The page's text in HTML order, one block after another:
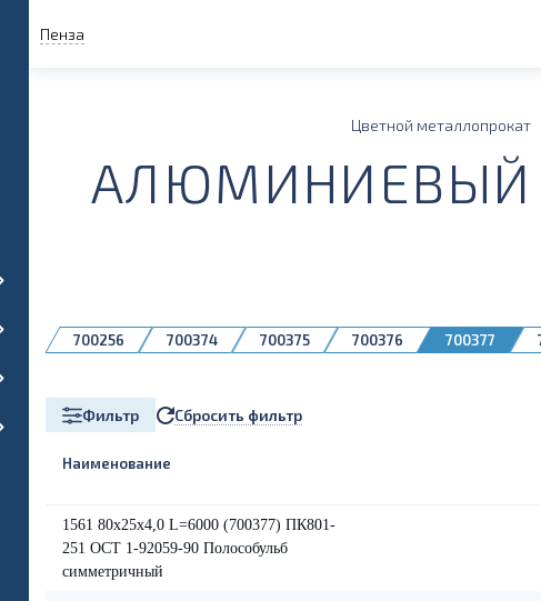
Пенза
Цветной металлопрокат
АЛЮМИНИЕВЫЙ
700256 700374 700375 700376 700377
Фильтр Сбросить фильтр
Наименование
1561 80х25х4,0 L=6000 (700377) ПК801-
251 ОСТ 1-92059-90 Полособульб
симметричный